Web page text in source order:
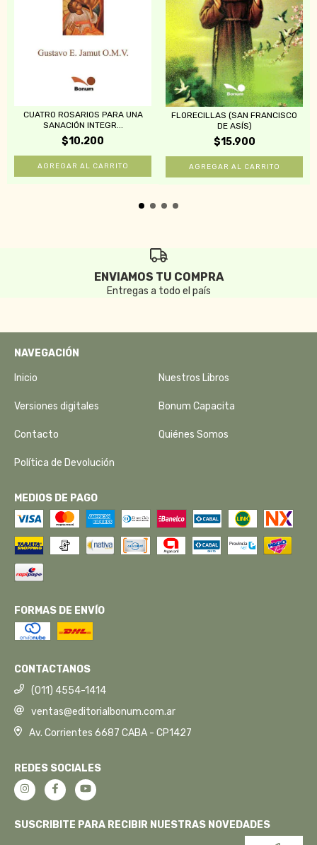
CUATRO ROSARIOS PARA UNA
SANACIÓN INTEGR...
$10.200
FLORECILLAS (SAN FRANCISCO
DE ASÍS)
$15.900
ENVIAMOS TU COMPRA
Entregas a todo el país
NAVEGACIÓN
Inicio Nuestros Libros
Versiones digitales Bonum Capacita
Contacto Quiénes Somos
Política de Devolución
MEDIOS DE PAGO
FORMAS DE ENVÍO
CONTACTANOS
(011) 4554-1414
ventas@editorialbonum.com.ar
Av. Corrientes 6687 CABA - CP1427
REDES SOCIALES
SUSCRIBITE PARA RECIBIR NUESTRAS NOVEDADES